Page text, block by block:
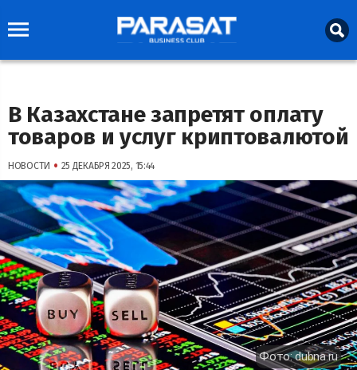
В Казахстане запретят оплату
товаров и услуг криптовалютой
НОВОСТИ • 25 ДЕКАБРЯ 2025, 15:44
Фото: dubna.ru